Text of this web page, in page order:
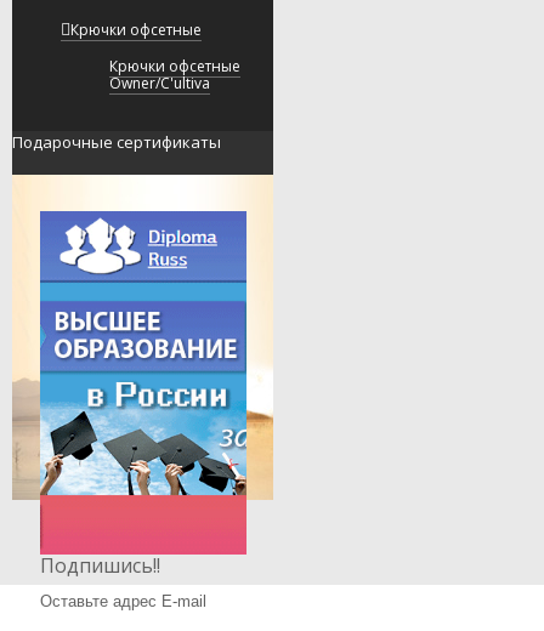
Крючки офсетные
Крючки офсетные
Owner/C'ultiva
Подарочные сертификаты
Подпишись!!
Оставьте адрес E-mail